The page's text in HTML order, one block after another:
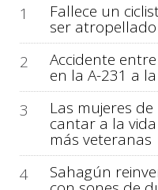
1 Fallece un
ser
2
Accidente
en la A-231 a
3
Las mujeres
cantar a la
más veteranas
4
Sahagún